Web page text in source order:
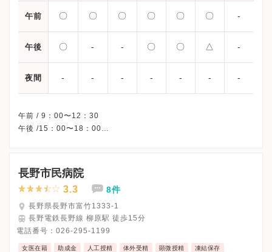
午前 〇 〇 〇 〇 〇 〇 -
午後 〇 - - 〇 〇 △ -
夜間 - - - - - - -
午前 / 9：00〜12：30
午後 /15：00〜18：00
※土曜日午後は助産師外来のため、通常の診療はありません。
※詳細はクリニックHPを確認、または直接お問い合わせくださ
長野市民病院
3.3 8件
長野県長野市富竹1333-1
長野電鉄長野線 柳原駅 徒歩15分
電話番号： 026-295-1199
女医在籍 助成金 人工授精 体外受精 顕微授精 凍結保存